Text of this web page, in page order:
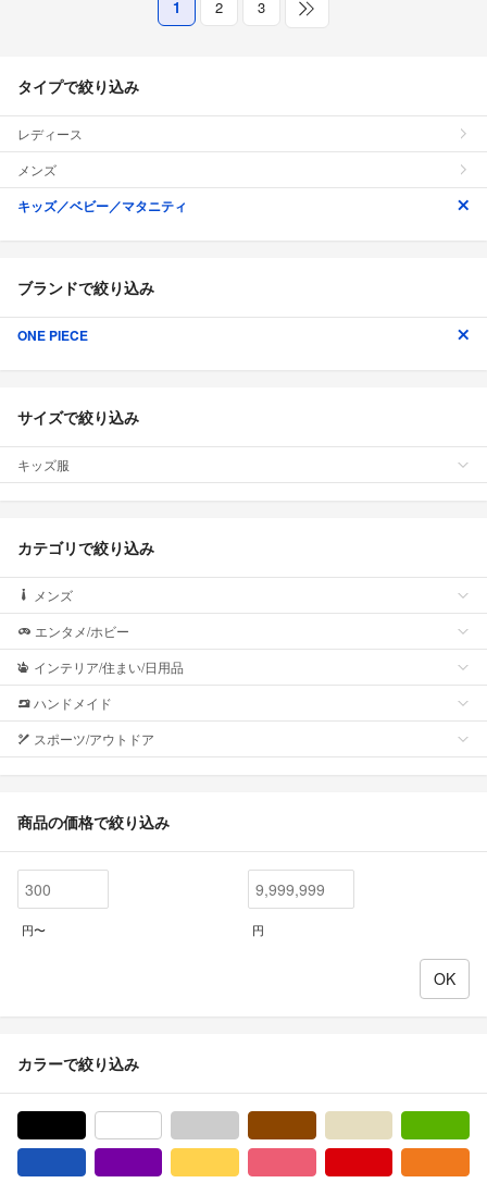
1 2 3
タイプで絞り込み
レディース
メンズ
キッズ／ベビー／マタニティ
ブランドで絞り込み
ONE PIECE
サイズで絞り込み
キッズ服
カテゴリで絞り込み
メンズ
エンタメ/ホビー
インテリア/住まい/日用品
ハンドメイド
スポーツ/アウトドア
商品の価格で絞り込み
円〜 円
カラーで絞り込み